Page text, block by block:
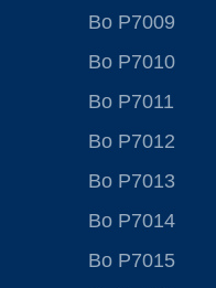
Bo P7009
Bo P7010
Bo P7011
Bo P7012
Bo P7013
Bo P7014
Bo P7015